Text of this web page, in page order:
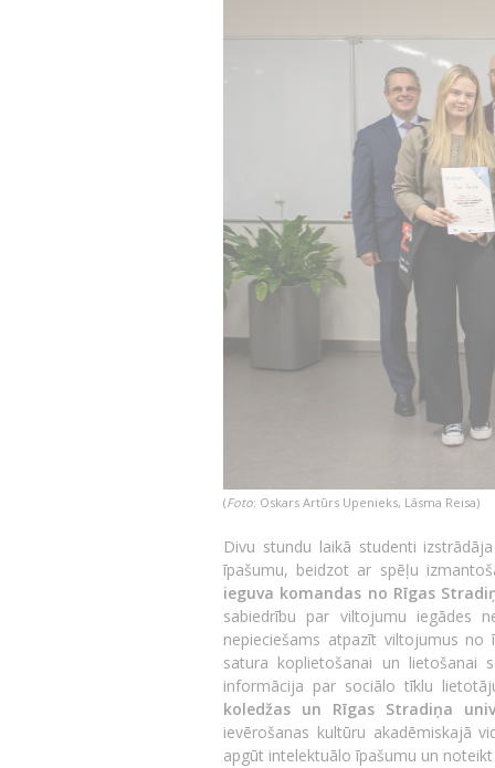
(Foto: Oskars Artūrs Upenieks, Lāsma Reisa)
Divu stundu laikā studenti
īpašumu, beidzot ar spēļu
ieguva komandas no Rīgas
sabiedrību par viltojumu iegādes
nepieciešams atpazīt viltojumus
satura koplietošanai un lietošanai
informācija par sociālo tīklu
koledžas un Rīgas Stradiņa
ievērošanas kultūru akadēmiskajā
apgūt intelektuālo īpašumu un